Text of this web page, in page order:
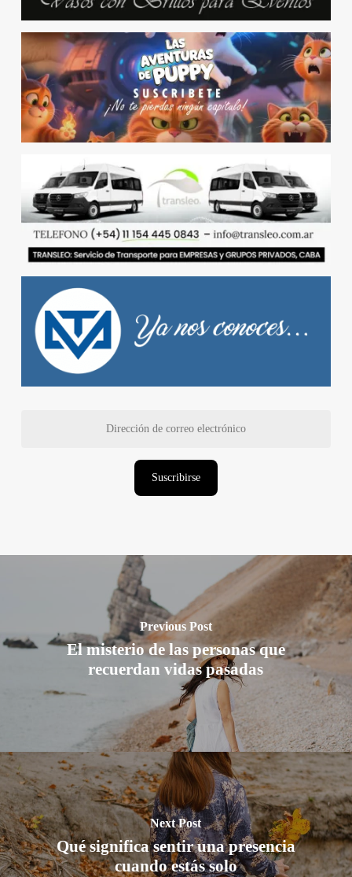
Suscribirse
Previous Post
El misterio de las personas que
recuerdan vidas pasadas
Next Post
Qué significa sentir una presencia
cuando estás solo